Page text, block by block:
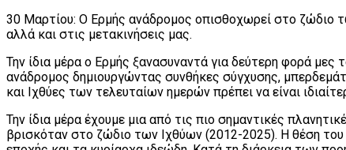
30 Μαρτίου: Ο Ερμής ανάδρομος οπισθοχωρεί στο ζώδιο
αλλά και στις μετακινήσεις μας.
Την ίδια μέρα ο Ερμής ξανασυναντά για δεύτερη φορά
ανάδρομος δημιουργώντας συνθήκες σύγχυσης,
και Ιχθύες των τελευταίων ημερών πρέπει να είναι
Την ίδια μέρα έχουμε μια από τις πιο σημαντικές
βρισκόταν στο ζώδιο των Ιχθύων (2012-2025). Η θέση του